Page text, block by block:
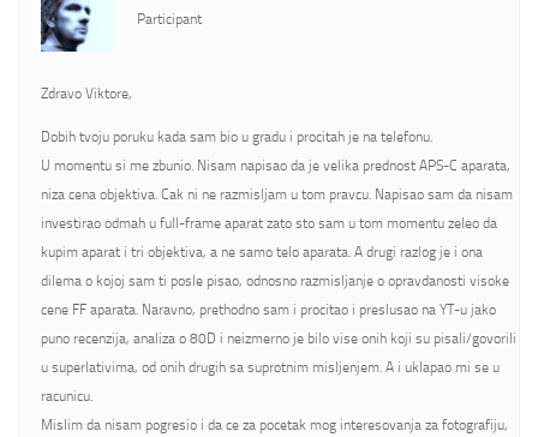
Participant
Zdravo Viktore,
Dobih tvoju poruku kada sam bio u gradu i procitah je na telefonu.
U momentu si me zbunio. Nisam napisao da je velika prednost APS-C aparata,
niza cena objektiva. Cak ni ne razmisljam u tom pravcu. Napisao sam da nisam
investirao odmah u full-frame aparat zato sto sam u tom momentu zeleo da
kupim aparat i tri objektiva, a ne samo telo aparata. A drugi razlog je i ona
dilema o kojoj sam ti posle pisao, odnosno razmisljanje o opravdanosti visoke
cene FF aparata. Naravno, prethodno sam i procitao i preslusao na YT-u jako
puno recenzija, analiza o 80D i neizmerno je bilo vise onih koji su pisali/govorili
u superlativima, od onih drugih sa suprotnim misljenjem. A i uklapao mi se u
racunicu.
Mislim da nisam pogresio i da ce za pocetak mog interesovanja za fotografiju,